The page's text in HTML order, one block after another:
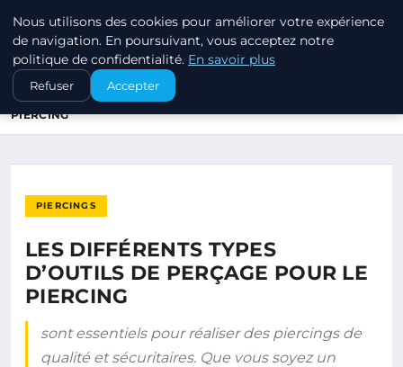
PIERCINGS ET PLUGS
ACCUEIL
PIERCINGS
LES DIFFÉRENTS TYPES D’OUTILS DE PERÇAGE POUR LE
PIERCING
PIERCINGS
LES DIFFÉRENTS TYPES
D’OUTILS DE PERÇAGE POUR LE
PIERCING
sont essentiels pour réaliser des piercings de
qualité et sécuritaires. Que vous soyez un
Nous utilisons des cookies pour améliorer votre expérience
de navigation. En poursuivant, vous acceptez notre
politique de confidentialité. En savoir plus
Refuser Accepter